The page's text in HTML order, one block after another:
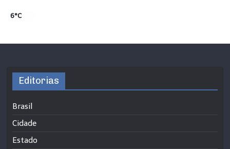
6°C
Editorias
Brasil
Cidade
Estado